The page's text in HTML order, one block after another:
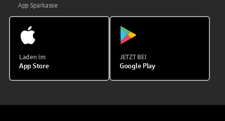
App Sparkasse
Laden im
App Store
JETZT BEI
Google Play